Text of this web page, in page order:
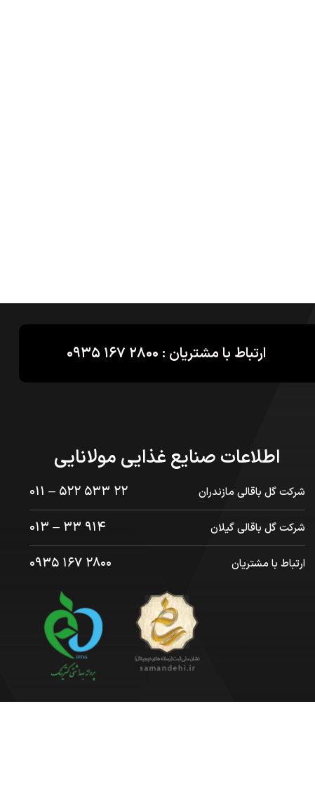
ارتباط با مشتریان : ۲۸۰۰ ۱۶۷ ۰۹۳۵
اطلاعات صنایع غذایی مولانایی
شرکت گل باقالی مازندران ۲۲ ۵۳۳ ۵۲۲ – ۰۱۱
شرکت گل باقالی گیلان ۹۱۴ ۳۳ – ۰۱۳
ارتباط با مشتریان ۲۸۰۰ ۱۶۷ ۰۹۳۵